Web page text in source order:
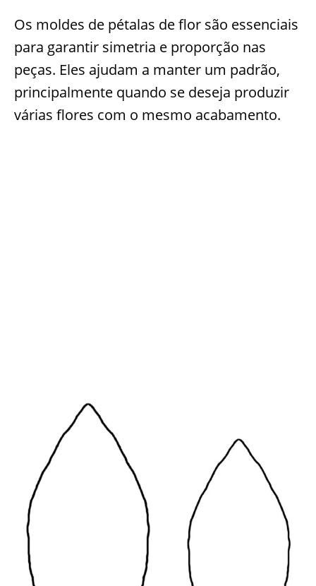
Os moldes de pétalas de flor são essenciais
para garantir simetria e proporção nas
peças. Eles ajudam a manter um padrão,
principalmente quando se deseja produzir
várias flores com o mesmo acabamento.